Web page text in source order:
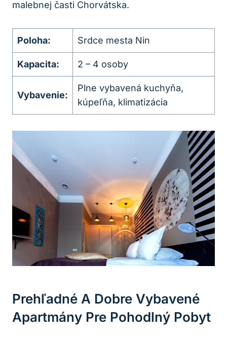
malebnej časti Chorvátska.
Poloha: Srdce mesta Nin
Kapacita: 2 – 4 osoby
Vybavenie:
Plne vybavená kuchyňa,
kúpeľňa, klimatizácia
Prehľadné A Dobre Vybavené
Apartmány Pre Pohodlný Pobyt